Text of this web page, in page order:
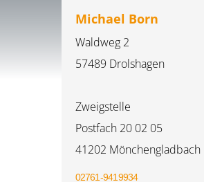
Michael Born
Waldweg 2
57489 Drolshagen
Zweigstelle
Postfach 20 02 05
41202 Mönchengladbach
02761-9419934